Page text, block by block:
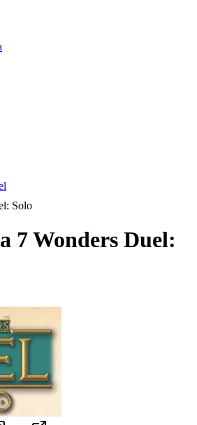
Solo
7 Wonders Duel: